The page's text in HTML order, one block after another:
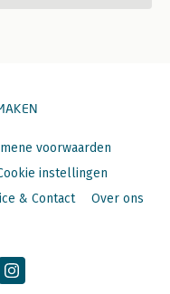
voorwaarden
instellingen
& Contact Over ons